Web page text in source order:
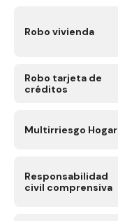
Robo vivienda
Robo tarjeta de
créditos
Multirriesgo Hogar
Responsabilidad
civil comprensiva